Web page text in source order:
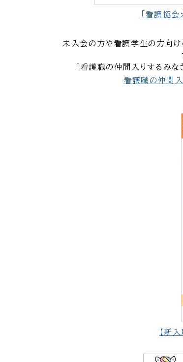
「看護協会
未入会の方や看護学生の方向
「看護職の仲間入りするみな
看護職の仲間
【新